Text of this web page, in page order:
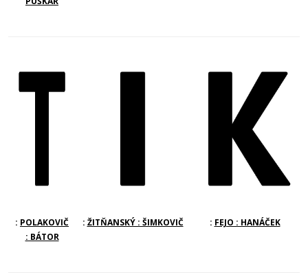
: POLAKOVIČ
: BÁTOR
: ŽITŇANSKÝ : ŠIMKOVIČ : FEJO : HANÁČEK